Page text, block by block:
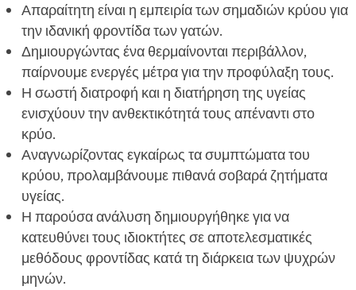
Απαραίτητη είναι η εμπειρία των σημαδιών κρύου για
την ιδανική φροντίδα των γατών.
Δημιουργώντας ένα θερμαίνονται περιβάλλον,
παίρνουμε ενεργές μέτρα για την προφύλαξη τους.
Η σωστή διατροφή και η διατήρηση της υγείας
ενισχύουν την ανθεκτικότητά τους απέναντι στο
κρύο.
Αναγνωρίζοντας εγκαίρως τα συμπτώματα του
κρύου, προλαμβάνουμε πιθανά σοβαρά ζητήματα
υγείας.
Η παρούσα ανάλυση δημιουργήθηκε για να
κατευθύνει τους ιδιοκτήτες σε αποτελεσματικές
μεθόδους φροντίδας κατά τη διάρκεια των ψυχρών
μηνών.